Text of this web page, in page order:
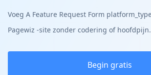
Voeg A Feature Request Form
Pagewiz -site zonder codering of hoofdpijn.
Begin gratis